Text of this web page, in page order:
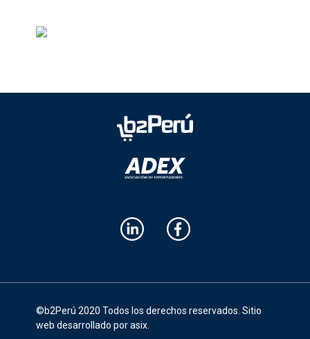
©b2Perú 2020 Todos los derechos reservados. Sitio
web desarrollado por asix.